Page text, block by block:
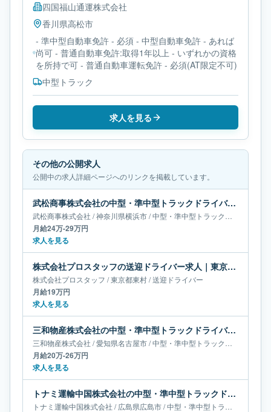
四国福山通運株式会社
香川県高松市
- 準中型自動車免許 - 必須 - 中型自動車免許 - あれば
尚可 - 普通自動車免許:取得1年以上 - いずれかの資格
を所持で可 - 普通自動車運転免許 - 必須(AT限定不可)
中型トラック
求人を見る
その他の公開求人
公開中の求人詳細ページへのリンクを掲載しています。
武松商事株式会社の中型・準中型トラックドライバー求人｜神奈川県横浜市｜月給24万-29万円
武松商事株式会社 /神奈川県横浜市/中型・準中型トラックドライバー
月給24万-29万円
求人を見る
株式会社プロスタッフの送迎ドライバー求人｜東京都東村｜月給19万円
株式会社プロスタッフ /東京都東村/送迎ドライバー
月給19万円
求人を見る
三和物産株式会社の中型・準中型トラックドライバー求人｜愛知県名古屋市｜月給20万-26万円
三和物産株式会社 /愛知県名古屋市/中型・準中型トラックドライバー
月給20万-26万円
求人を見る
トナミ運輸中国株式会社の中型・準中型トラックドライバー求人｜広島県広島市｜月給36万-64万円
トナミ運輸中国株式会社 /広島県広島市/中型・準中型トラックドライバー